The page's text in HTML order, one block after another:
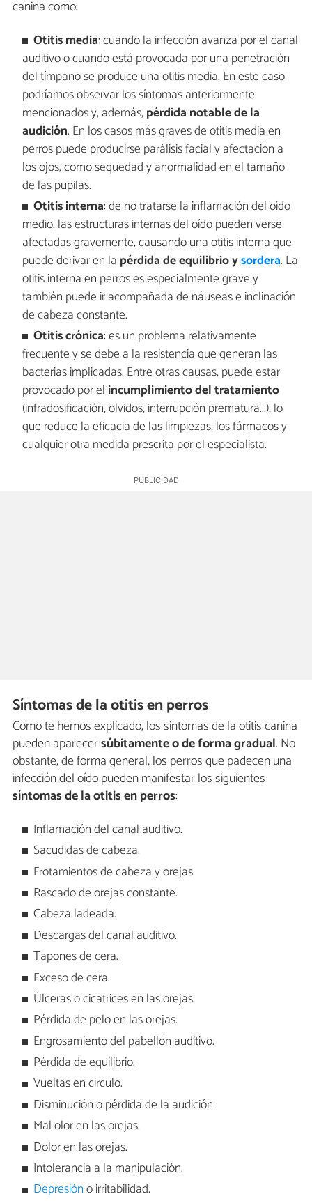
canina como:
Otitis media: cuando la infección avanza por el canal
auditivo o cuando está provocada por una penetración
del tímpano se produce una otitis media. En este caso
podríamos observar los síntomas anteriormente
mencionados y, además,pérdida notable de la
audición. En los casos más graves de otitis media en
perros puede producirse parálisis facial y afectación a
los ojos, como sequedad y anormalidad en el tamaño
de las pupilas.
Otitis interna: de no tratarse la inflamación del oído
medio, las estructuras internas del oído pueden verse
afectadas gravemente, causando una otitis interna que
puede derivar en la pérdida de equilibrio ysordera. La
otitis interna en perros es especialmente grave y
también puede ir acompañada de náuseas e inclinación
de cabeza constante.
Otitis crónica: es un problema relativamente
frecuente y se debe a la resistencia que generan las
bacterias implicadas. Entre otras causas, puede estar
provocado por el incumplimiento del tratamiento
(infradosificación, olvidos, interrupción prematura...), lo
que reduce la eficacia de las limpiezas, los fármacos y
cualquier otra medida prescrita por el especialista.
Síntomas de la otitis en perros
Como te hemos explicado, los síntomas de la otitis canina
pueden aparecersúbitamente o de forma gradual. No
obstante, de forma general, los perros que padecen una
infección del oído pueden manifestar los siguientes
síntomas de la otitis en perros:
Inflamación del canal auditivo.
Sacudidas de cabeza.
Frotamientos de cabeza y orejas.
Rascado de orejas constante.
Cabeza ladeada.
Descargas del canal auditivo.
Tapones de cera.
Exceso de cera.
Úlceras o cicatrices en las orejas.
Pérdida de pelo en las orejas.
Engrosamiento del pabellón auditivo.
Pérdida de equilibrio.
Vueltas en círculo.
Disminución o pérdida de la audición.
Mal olor en las orejas.
Dolor en las orejas.
Intolerancia a la manipulación.
Depresióno irritabilidad.